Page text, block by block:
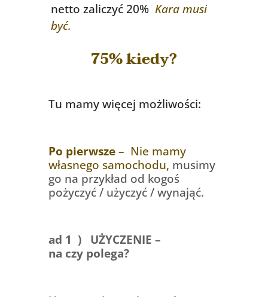
netto zaliczyć 20% Kara musi
być.
75% kiedy?
Tu mamy więcej możliwości:
Po pierwsze– Nie mamy
własnego samochodu, musimy
go na przykład od kogoś
pożyczyć / użyczyć / wynająć.
ad 1 ) UŻYCZENIE –
na czy polega?